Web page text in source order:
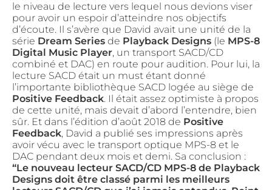
le niveau de lecture vers lequel nous devions viser
pour avoir un espoir d’atteindre nos objectifs
d’écoute. Il s’avère que David avait une unité de la
série Dream Series de Playback Designs (le MPS-8
Digital Music Player, un transport SACD/CD
combiné et DAC) en route pour audition. Pour lui, la
lecture SACD était un must étant donné
l’importante bibliothèque SACD logée au siège de
Positive Feedback. Il était assez optimiste à propos
de cette unité, mais devait d’abord l’entendre, bien
sûr. Et dans l’édition d’août 2018 de Positive
Feedback, David a publié ses impressions après
avoir vécu avec le transport optique MPS-8 et le
DAC pendant deux mois et demi. Sa conclusion :
“Le nouveau lecteur SACD/CD MPS-8 de Playback
Designs doit être classé parmi les meilleurs